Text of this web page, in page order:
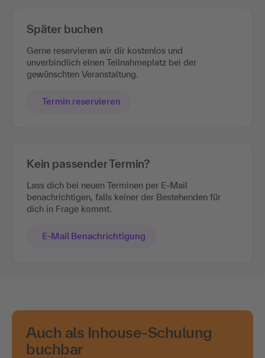
Später buchen
Gerne reservieren wir dir kostenlos und
unverbindlich einen Teilnahmeplatz bei der
gewünschten Veranstaltung.
Termin reservieren
Kein passender Termin?
Lass dich bei neuen Terminen per E-Mail
benachrichtigen, falls keiner der Bestehenden für
dich in Frage kommt.
E-Mail Benachrichtigung
Auch als Inhouse-Schulung
buchbar